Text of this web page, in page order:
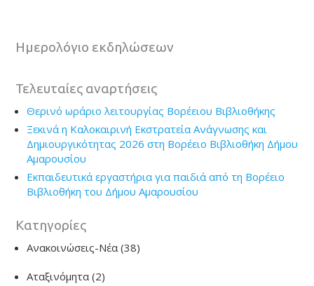
Ημερολόγιο εκδηλώσεων
Τελευταίες αναρτήσεις
Θερινό ωράριο λειτουργίας Βορέειου Βιβλιοθήκης
Ξεκινά η Καλοκαιρινή Εκστρατεία Ανάγνωσης και
Δημιουργικότητας 2026 στη Βορέειο Βιβλιοθήκη Δήμου
Αμαρουσίου
Εκπαιδευτικά εργαστήρια για παιδιά από τη Βορέειο
Βιβλιοθήκη του Δήμου Αμαρουσίου
Kατηγορίες
Ανακοινώσεις-Νέα (38)
Αταξινόμητα (2)